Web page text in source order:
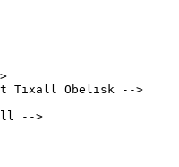
Tixall Obelisk -->
-->